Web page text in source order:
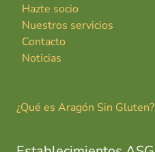
Hazte socio
Nuestros servicios
Contacto
Noticias
¿Qué es Aragón Sin Gluten?